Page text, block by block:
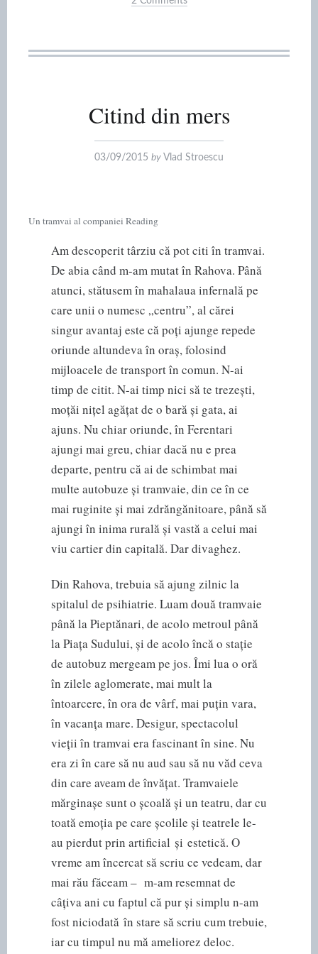
Citind din mers
03/09/2015 by Vlad Stroescu
Un tramvai al companiei Reading
Am descoperit târziu că pot citi în tramvai.
De abia când m-am mutat în Rahova. Până
atunci, stătusem în mahalaua infernală pe
care unii o numesc „centru”, al cărei
singur avantaj este că poți ajunge repede
oriunde altundeva în oraș, folosind
mijloacele de transport în comun. N-ai
timp de citit. N-ai timp nici să te trezești,
moțăi nițel agățat de o bară și gata, ai
ajuns. Nu chiar oriunde, în Ferentari
ajungi mai greu, chiar dacă nu e prea
departe, pentru că ai de schimbat mai
multe autobuze și tramvaie, din ce în ce
mai ruginite și mai zdrăngănitoare, până să
ajungi în inima rurală și vastă a celui mai
viu cartier din capitală. Dar divaghez.
Din Rahova, trebuia să ajung zilnic la
spitalul de psihiatrie. Luam două tramvaie
până la Pieptănari, de acolo metroul până
la Piața Sudului, și de acolo încă o stație
de autobuz mergeam pe jos. Îmi lua o oră
în zilele aglomerate, mai mult la
întoarcere, în ora de vârf, mai puțin vara,
în vacanța mare. Desigur, spectacolul
vieții în tramvai era fascinant în sine. Nu
era zi în care să nu aud sau să nu văd ceva
din care aveam de învățat. Tramvaiele
mărginașe sunt o școală și un teatru, dar cu
toată emoția pe care școlile și teatrele le-
au pierdut prin artificial și estetică. O
vreme am încercat să scriu ce vedeam, dar
mai rău făceam – m-am resemnat de
câțiva ani cu faptul că pur și simplu n-am
fost niciodată în stare să scriu cum trebuie,
iar cu timpul nu mă ameliorez deloc.